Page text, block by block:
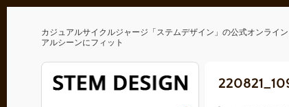
カジュアルサイクルジャージ「ステムデザイン」の公式オンライ
アルシーンにフィット